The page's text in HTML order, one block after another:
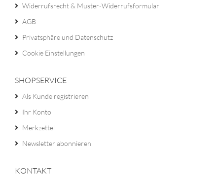
Widerrufsrecht & Muster-Widerrufsformular
AGB
Privatsphäre und Datenschutz
Cookie Einstellungen
SHOPSERVICE
Als Kunde registrieren
Ihr Konto
Merkzettel
Newsletter abonnieren
KONTAKT